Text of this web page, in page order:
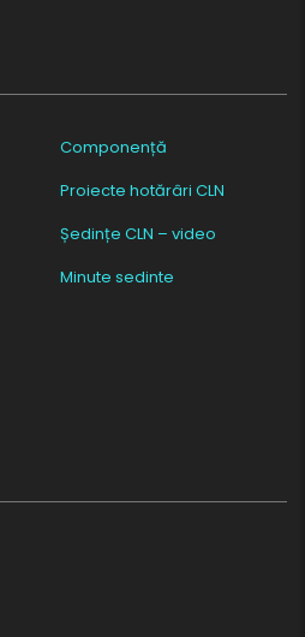
Componență
Proiecte hotărâri CLN
Ședințe CLN – video
Minute sedinte